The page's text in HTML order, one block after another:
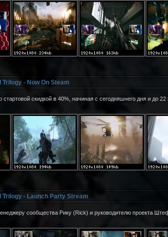
- Now On Steam
стартовой скидкой в 40%, начиная с сегодняшнего дня и до 22
- Launch Party Stream
сообщества Рику (Rick) и руководителю проекта